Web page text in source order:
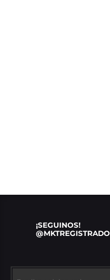
¡SEGUINOS!
@MKTREGISTRADO